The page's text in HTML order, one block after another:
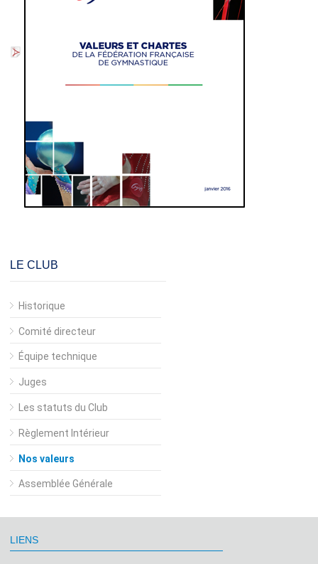
LE CLUB
Historique
Comité directeur
Équipe technique
Juges
Les statuts du Club
Règlement Intérieur
Nos valeurs
Assemblée Générale
LIENS